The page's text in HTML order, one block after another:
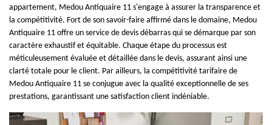
appartement, Medou Antiquaire 11 s'engage à assurer la transparence et
la compétitivité. Fort de son savoir-faire affirmé dans le domaine, Medou
Antiquaire 11 offre un service de devis débarras qui se démarque par son
caractère exhaustif et équitable. Chaque étape du processus est
méticuleusement évaluée et détaillée dans le devis, assurant ainsi une
clarté totale pour le client. Par ailleurs, la compétitivité tarifaire de
Medou Antiquaire 11 se conjugue avec la qualité exceptionnelle de ses
prestations, garantissant une satisfaction client indéniable.